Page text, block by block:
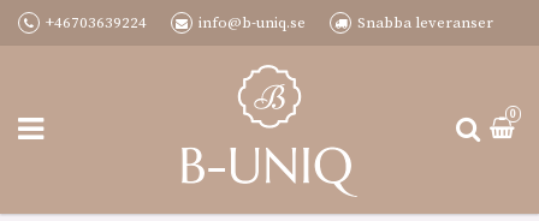
+46703639224 info@b-uniq.se Snabba leveranser
0